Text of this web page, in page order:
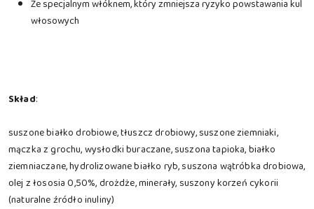
Ze specjalnym włóknem, który zmniejsza ryzyko powstawania kul
włosowych
Skład:
suszone białko drobiowe, tłuszcz drobiowy, suszone ziemniaki,
mączka z grochu, wysłodki buraczane, suszona tapioka, białko
ziemniaczane, hydrolizowane białko ryb, suszona wątróbka drobiowa,
olej z łososia 0,50%, drożdże, minerały, suszony korzeń cykorii
(naturalne źródło inuliny)